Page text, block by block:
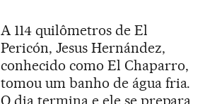
A 114 quilômetros de El
Pericón, Jesus Hernández,
conhecido como El Chaparro,
tomou um banho de água fria.
O dia termina e ele se prepara